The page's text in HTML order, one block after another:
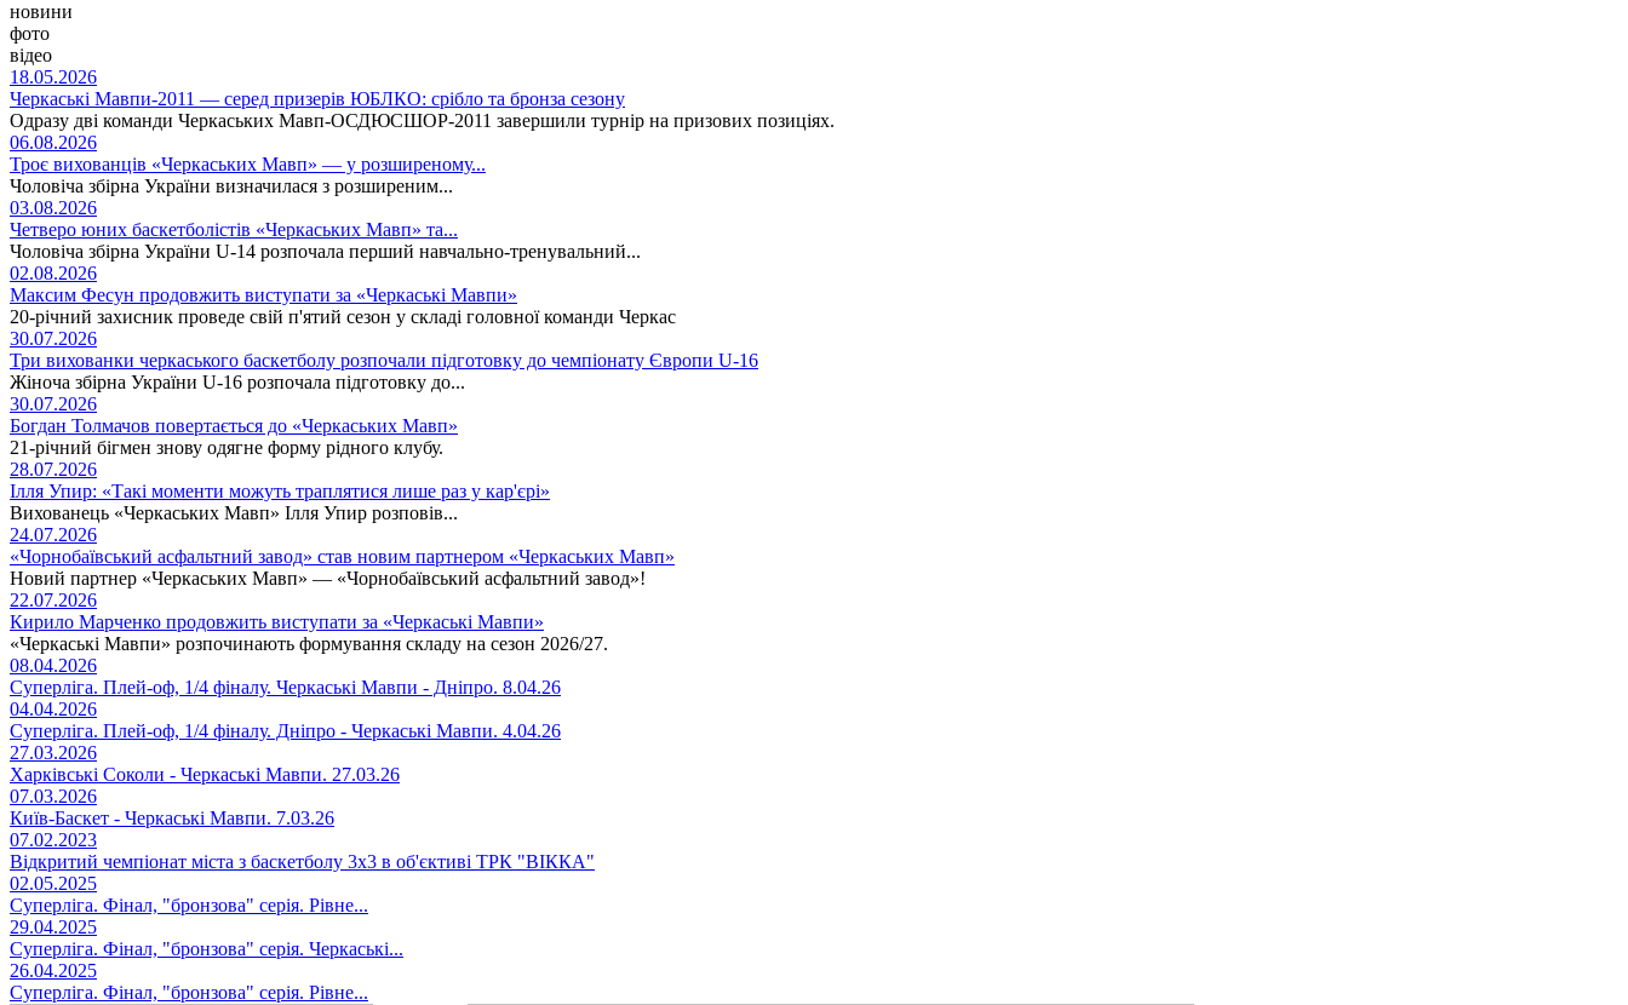
новини
фото
відео
18.05.2026
Черкаські Мавпи-2011 — серед призерів ЮБЛКО: срібло та бронза сезону
Одразу дві команди Черкаських Мавп-ОСДЮСШОР-2011 завершили турнір на призових позиціях.
06.08.2026
Троє вихованців «Черкаських Мавп» — у розширеному...
Чоловіча збірна України визначилася з розширеним...
03.08.2026
Четверо юних баскетболістів «Черкаських Мавп» та...
Чоловіча збірна України U-14 розпочала перший навчально-тренувальний...
02.08.2026
Максим Фесун продовжить виступати за «Черкаські Мавпи»
20-річний захисник проведе свій п'ятий сезон у складі головної команди Черкас
30.07.2026
Три вихованки черкаського баскетболу розпочали підготовку до чемпіонату Європи U-16
Жіноча збірна України U-16 розпочала підготовку до...
30.07.2026
Богдан Толмачов повертається до «Черкаських Мавп»
21-річний бігмен знову одягне форму рідного клубу.
28.07.2026
Ілля Упир: «Такі моменти можуть траплятися лише раз у кар'єрі»
Вихованець «Черкаських Мавп» Ілля Упир розповів...
24.07.2026
«Чорнобаївський асфальтний завод» став новим партнером «Черкаських Мавп»
Новий партнер «Черкаських Мавп» — «Чорнобаївський асфальтний завод»!
22.07.2026
Кирило Марченко продовжить виступати за «Черкаські Мавпи»
«Черкаські Мавпи» розпочинають формування складу на сезон 2026/27.
08.04.2026
Суперліга. Плей-оф, 1/4 фіналу. Черкаські Мавпи - Дніпро. 8.04.26
04.04.2026
Суперліга. Плей-оф, 1/4 фіналу. Дніпро - Черкаські Мавпи. 4.04.26
27.03.2026
Харківські Соколи - Черкаські Мавпи. 27.03.26
07.03.2026
Київ-Баскет - Черкаські Мавпи. 7.03.26
07.02.2023
Відкритий чемпіонат міста з баскетболу 3х3 в об'єктиві ТРК "ВІККА"
02.05.2025
Суперліга. Фінал, "бронзова" серія. Рівне...
29.04.2025
Суперліга. Фінал, "бронзова" серія. Черкаські...
26.04.2025
Суперліга. Фінал, "бронзова" серія. Рівне...